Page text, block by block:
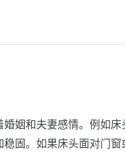
婚姻和夫妻感情。例如
固。如果床头面对门